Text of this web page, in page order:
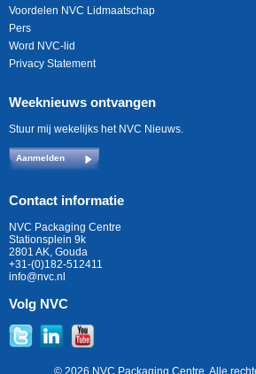
Voordelen NVC Lidmaatschap
Pers
Word NVC-lid
Privacy Statement
Weeknieuws ontvangen
Stuur mij wekelijks het NVC Nieuws.
Aanmelden
Contact informatie
NVC Packaging Centre
Stationsplein 9k
2801 AK, Gouda
+31-(0)182-512411
info@nvc.nl
Volg NVC
© 2026 NVC Packaging Centre. Alle